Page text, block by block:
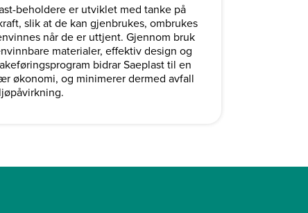
beholdere er utviklet med tanke på
slik at de kan gjenbrukes, ombrukes
når de er uttjent. Gjennom bruk
materialer, effektiv design og
bidrar Saeplast til en
økonomi, og minimerer dermed avfall